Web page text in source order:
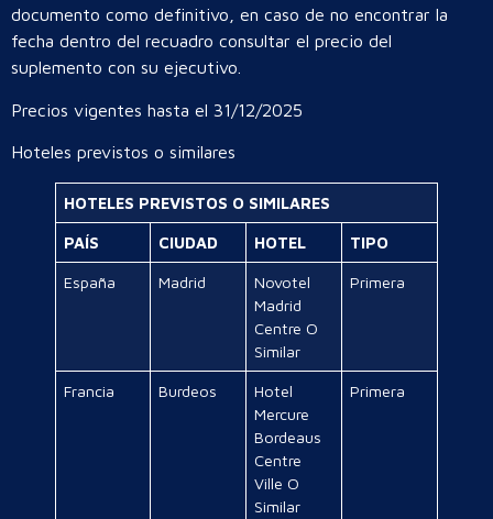
documento como definitivo, en caso de no encontrar la
fecha dentro del recuadro consultar el precio del
suplemento con su ejecutivo.
Precios vigentes hasta el 31/12/2025
Hoteles previstos o similares
HOTELES PREVISTOS O SIMILARES
PAÍS CIUDAD HOTEL TIPO
España Madrid
Novotel
Madrid
Centre O
Similar
Primera
Francia Burdeos
Hotel
Mercure
Bordeaus
Centre
Ville O
Similar
Primera